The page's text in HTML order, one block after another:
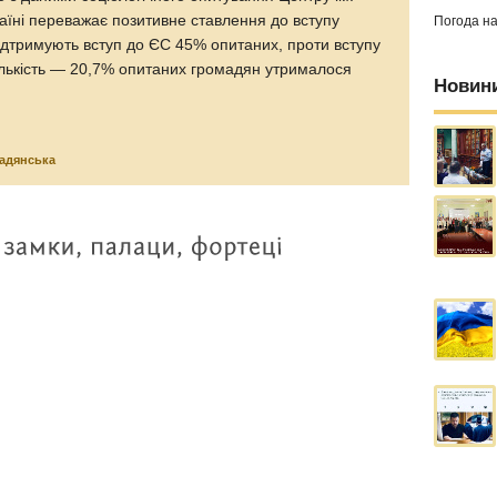
переважає позитивне ставлення до вступу
вступ до ЄС 45% опитаних, проти вступу
— 20,7% опитаних громадян утрималося
Погода